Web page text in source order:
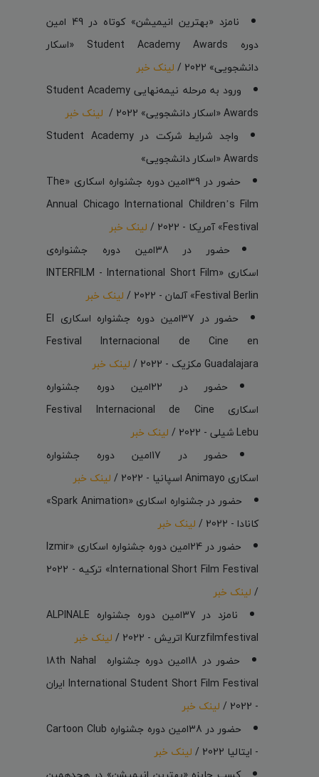
نامزد «بهترین انیمیشن» کوتاه در 49 امین
دوره Student Academy Awards «اسکار
دانشجویی» 2022 /
لینک خبر
ورود به مرحله نیمه‌نهایی Student Academy
Awards «اسکار دانشجویی» 2022 /
لینک خبر
واجد شرایط شرکت در Student Academy
Awards «اسکار دانشجویی»
حضور در 39امین دوره جشنواره اسکاری «The
Annual Chicago International Children’s Film
Festival» آمریکا - 2022 /
لینک خبر
حضور در 38امین دوره‌ جشنواره‌ی
اسکاری «INTERFILM - International Short Film
Festival Berlin» آلمان - 2022 /
لینک خبر
حضور در 37امین دوره جشنواره اسکاری El
Festival Internacional de Cine en
Guadalajara مکزیک - 2022 /
لینک خبر
حضور در 22امین دوره جشنواره
اسکاری Festival Internacional de Cine
Lebu شیلی - 2022 /
لینک خبر
حضور در 17امین دوره جشنواره
اسکاری Animayo اسپانیا - 2022 /
لینک خبر
حضور در جشنواره اسکاری «Spark Animation»
کانادا - 2022 /
لینک خبر
حضور در 24امین دوره جشنواره اسکاری «Izmir
International Short Film Festival» ترکیه - 2022
/ لینک خبر
نامزد در 37امین دوره جشنواره ALPINALE
Kurzfilmfestival اتریش - 2022 /
لینک خبر
حضور در 18امین دوره جشنواره‌ 18th Nahal
International Student Short Film Festival ایران
- 2022 /
لینک خبر
حضور در 38امین دوره جشنواره Cartoon Club
- ایتالیا 2022 /
لینک خبر